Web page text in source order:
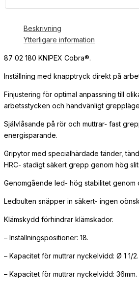
Beskrivning
Ytterligare information
87 02 180 KNIPEX Cobra®.
Inställning med knapptryck direkt på
Finjustering för optimal anpassning till
arbetsstycken och handvänligt
Självlåsande på rör och muttrar- fast
energisparande.
Gripytor med specialhärdade tänder,
HRC- stadigt säkert grepp genom hög
Genomgående led- hög stabilitet genom
Ledbulten snäpper in säkert- ingen
Klämskydd förhindrar klämskador.
– Inställningspositioner: 18.
– Kapacitet för muttrar nyckelvidd: Ø 1 1/2.
– Kapacitet för muttrar nyckelvidd: 36mm.